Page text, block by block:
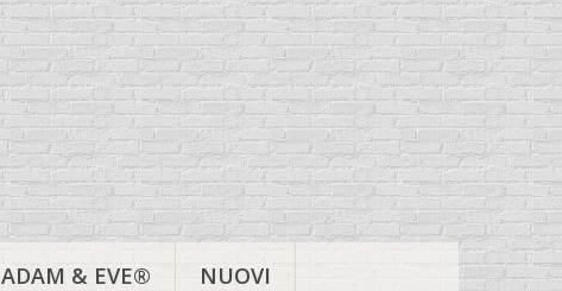
ADAM & EVE® NUOVI